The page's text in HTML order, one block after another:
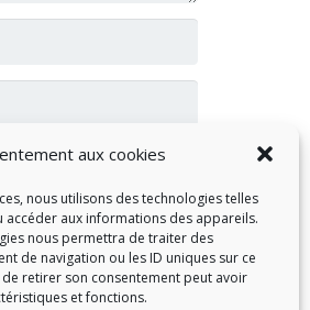
aux cookies
nous utilisons des technologies telles
aux informations des appareils.
nous permettra de traiter des
de navigation ou les ID uniques sur ce
retirer son consentement peut avoir
et fonctions.